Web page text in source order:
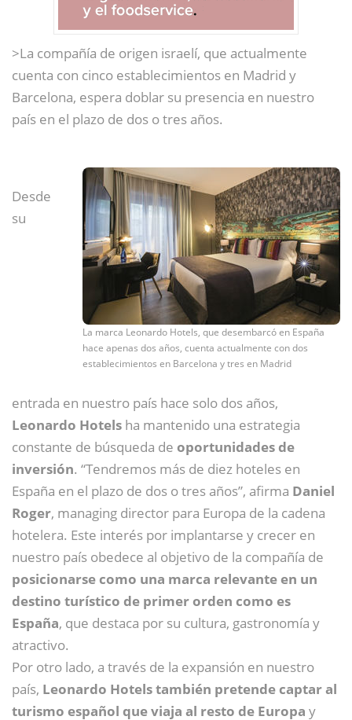
>La compañía de origen israelí, que actualmente
cuenta con cinco establecimientos en Madrid y
Barcelona, espera doblar su presencia en nuestro
país en el plazo de dos o tres años.
La marca Leonardo Hotels, que desembarcó en España
hace apenas dos años, cuenta actualmente con dos
establecimientos en Barcelona y tres en Madrid
Desde
su
entrada en nuestro país hace solo dos años,
Leonardo Hotels ha mantenido una estrategia
constante de búsqueda de oportunidades de
inversión. “Tendremos más de diez hoteles en
España en el plazo de dos o tres años”, afirma Daniel
Roger, managing director para Europa de la cadena
hotelera. Este interés por implantarse y crecer en
nuestro país obedece al objetivo de la compañía de
posicionarse como una marca relevante en un
destino turístico de primer orden como es
España, que destaca por su cultura, gastronomía y
atractivo.
Por otro lado, a través de la expansión en nuestro
país, Leonardo Hotels también pretende captar al
turismo español que viaja al resto de Europa y